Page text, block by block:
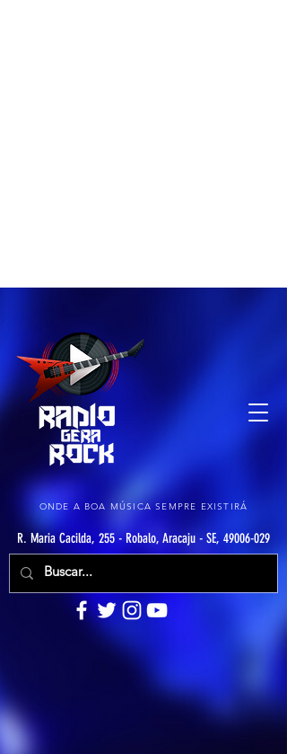
ONDE A BOA MÚSICA SEMPRE EXISTIRÁ
R. Maria Cacilda, 255 - Robalo, Aracaju - SE, 49006-029